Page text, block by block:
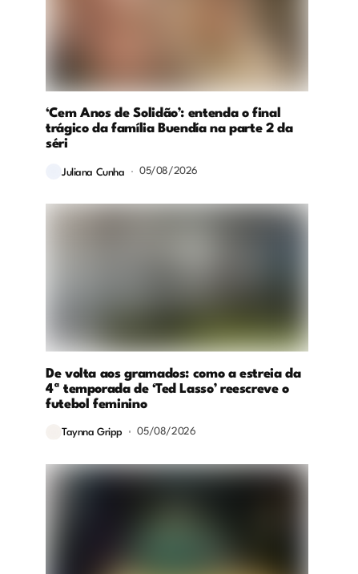
‘Cem Anos de Solidão’: entenda o final
trágico da família Buendía na parte 2 da
séri
Juliana Cunha 05/08/2026
De volta aos gramados: como a estreia da
4ª temporada de ‘Ted Lasso’ reescreve o
futebol feminino
Taynna Gripp 05/08/2026